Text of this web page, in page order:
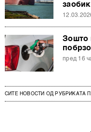
Зошто
пред 16
СИТЕ НОВОСТИ ОД РУБРИКАТА